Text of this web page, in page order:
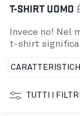
T-SHIRT UOMO
Invece no! Nel
t-shirt significa
multinorma,
leggermente
slim-fit, polo o
TUTTI I FILTRI